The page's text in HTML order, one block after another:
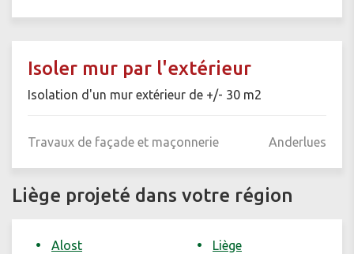
Isoler mur par l'extérieur
Isolation d'un mur extérieur de +/- 30 m2
Travaux de façade et maçonnerie Anderlues
Liège projeté dans votre région
Alost
Liège